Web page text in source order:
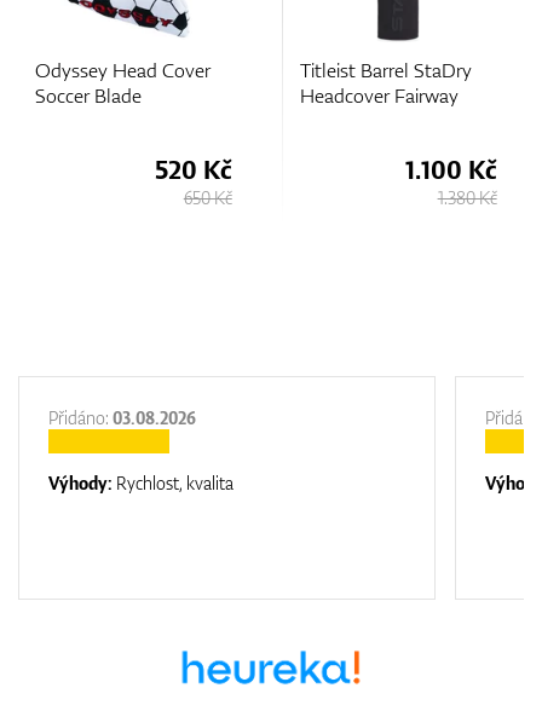
Odyssey Head Cover
Soccer Blade
520 Kč
650 Kč
Titleist Barrel StaDry
Headcover Fairway
1.100 Kč
1.380 Kč
Přidáno: 03.08.2026
Výhody: Rychlost, kvalita